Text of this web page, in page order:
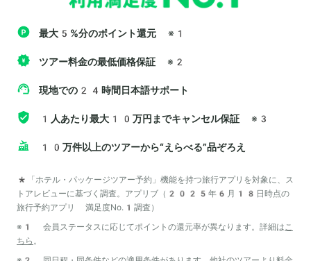
最大5%分のポイント還元 ※1
ツアー料金の最低価格保証 ※2
現地での24時間日本語サポート
1人あたり最大10万円までキャンセル保証 ※3
10万件以上のツアーから“えらべる”品ぞろえ
*「ホテル・パッケージツアー予約」機能を持つ旅行アプリを対象に、ス
トアレビューに基づく調査。アプリブ（2025年6月18日時点の
旅行予約アプリ 満足度No.1調査）
※1 会員ステータスに応じてポイントの還元率が異なります。詳細は こ
ちら 。